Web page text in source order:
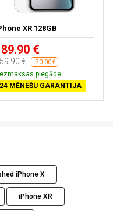
XR 128GB
€
€ -70.00 €
piegāde
24 MĒNEŠU GARANTIJA
iPhone X
iPhone XR